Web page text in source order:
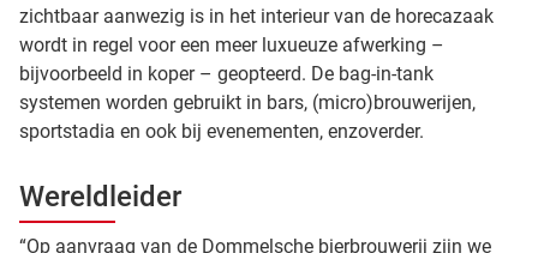
zichtbaar aanwezig is in het interieur van de horecazaak
wordt in regel voor een meer luxueuze afwerking –
bijvoorbeeld in koper – geopteerd. De bag-in-tank
systemen worden gebruikt in bars, (micro)brouwerijen,
sportstadia en ook bij evenementen, enzoverder.
Wereldleider
“Op aanvraag van de Dommelsche bierbrouwerij zijn we